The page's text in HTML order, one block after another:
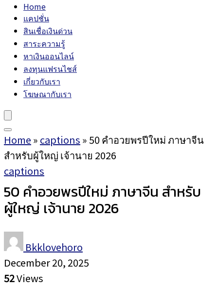
Home
แคปชั่น
สินเชื่อเงินด่วน
สาระความรู้
หาเงินออนไลน์
ลงทุนแฟรนไชส์
เกี่ยวกับเรา
โฆษณากับเรา
Home » captions »50 คำอวยพรปีใหม่ ภาษาจีน
สำหรับผู้ใหญ่ เจ้านาย 2026
captions
50 คำอวยพรปีใหม่ ภาษาจีน สำหรับ
ผู้ใหญ่ เจ้านาย 2026
Bkklovehoro
December 20, 2025
52Views